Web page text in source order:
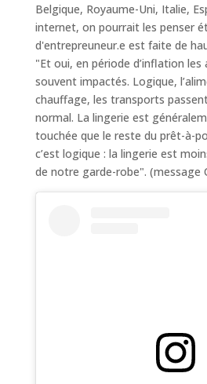
Belgique, Royaume-Uni, Italie,
internet, on pourrait les penser
d'entrepreuneur.e est faite de
"Et oui, en période d’inflation
souvent impactés. Logique,
chauffage, les transports
normal. La lingerie est
touchée que le reste du prêt-à-
c’est logique : la lingerie est
de notre garde-robe". (message